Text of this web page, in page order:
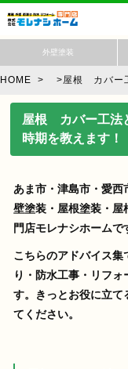
外壁塗装
HOME > >屋根 カバー
屋根 カバー工法
時期を教えます！
あま市・津島市・愛
壁塗装・屋根塗装・
門店モレナシホームで
こちらのアドバイス
り・防水工事・リフ
す。きっとお役に立て
てください。